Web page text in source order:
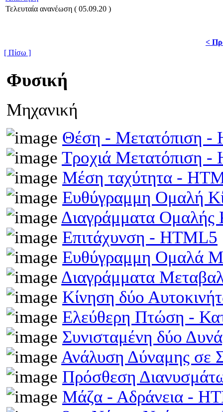
Τελευταία ανανέωση ( 05.09.20 )
<
[ Πίσω ]
Φυσική
Μηχανική
Θέση - Μετατόπιση -
Τροχιά Μετατόπιση -
Μέση ταχύτητα -
Ευθύγραμμη Ομαλή
Διαγράμματα
Επιτάχυνση - HTML5
Ευθύγραμμη Ομαλά
Διαγράμματα
Κίνηση δύο
Ελεύθερη Πτώση -
Συνισταμένη δύο
Ανάλυση Δύναμης σε
Πρόσθεση
Μάζα - Αδράνεια -